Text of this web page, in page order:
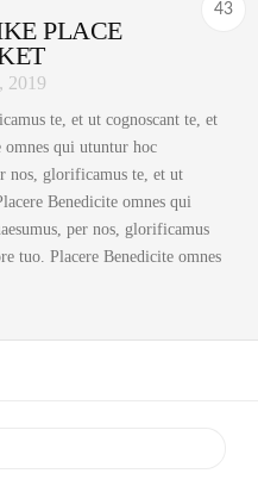
43
PLACE
2019
te, et ut cognoscant te, et
omnes qui utuntur hoc
nos, glorificamus te, et ut
Benedicite omnes qui
per nos, glorificamus
tuo. Placere Benedicite omnes